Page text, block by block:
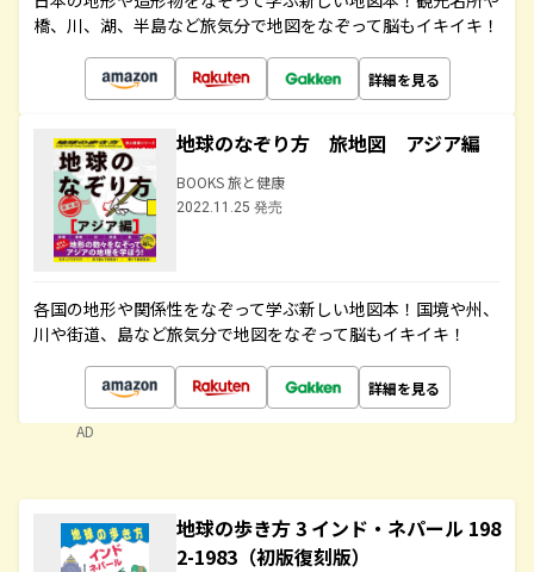
橋、川、湖、半島など旅気分で地図をなぞって脳もイキイキ！
詳細を見る
地球のなぞり方 旅地図 アジア編
BOOKS 旅と健康
2022.11.25 発売
各国の地形や関係性をなぞって学ぶ新しい地図本！国境や州、
川や街道、島など旅気分で地図をなぞって脳もイキイキ！
詳細を見る
AD
地球の歩き方 3 インド・ネパール 198
2-1983（初版復刻版）